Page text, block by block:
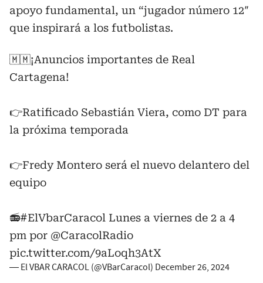
apoyo fundamental, un “jugador número 12″
que inspirará a los futbolistas.
🇲🇲¡Anuncios importantes de Real
Cartagena!
👉Ratificado Sebastián Viera, como DT para
la próxima temporada
👉Fredy Montero será el nuevo delantero del
equipo
📻#ElVbarCaracol Lunes a viernes de 2 a 4
pm por @CaracolRadio
pic.twitter.com/9aLoqh3AtX
— El VBAR CARACOL (@VBarCaracol) December 26, 2024